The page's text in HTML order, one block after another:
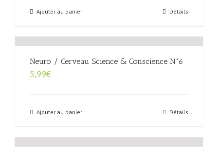
Ajouter au panier Détails
Neuro / Cerveau Science & Conscience N°6
5,99€
Ajouter au panier Détails